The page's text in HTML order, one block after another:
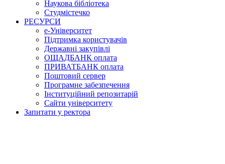
Наукова бібліотека
Студмістечко
РЕСУРСИ
е-Університет
Підтримка користувачів
Державні закупівлі
ОЩАДБАНК оплата
ПРИВАТБАНК оплата
Поштовий сервер
Програмне забезпечення
Інституційний репозитарій
Сайти університету
Запитати у ректора